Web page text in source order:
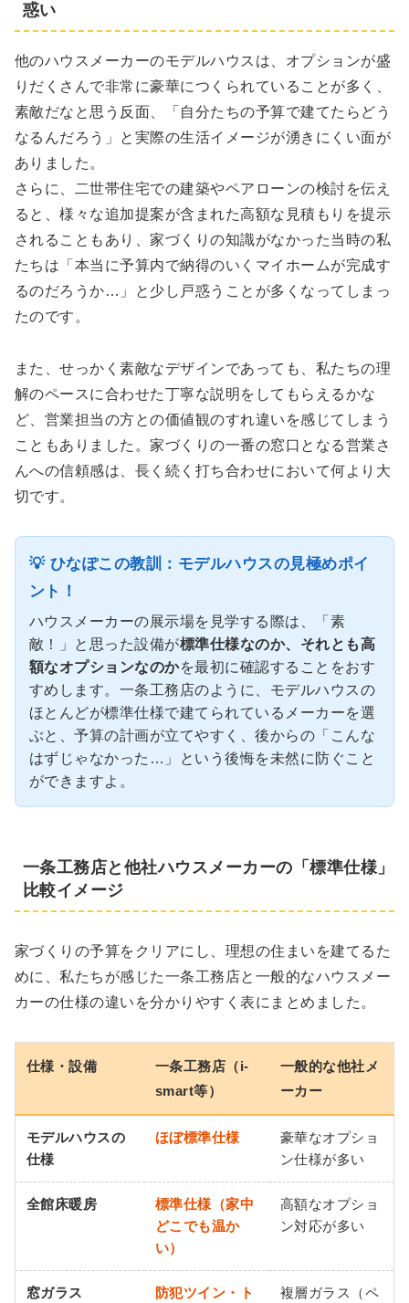
惑い
他のハウスメーカーのモデルハウスは、オプションが盛
りだくさんで非常に豪華につくられていることが多く、
素敵だなと思う反面、「自分たちの予算で建てたらどう
なるんだろう」と実際の生活イメージが湧きにくい面が
ありました。
さらに、二世帯住宅での建築やペアローンの検討を伝え
ると、様々な追加提案が含まれた高額な見積もりを提示
されることもあり、家づくりの知識がなかった当時の私
たちは「本当に予算内で納得のいくマイホームが完成す
るのだろうか…」と少し戸惑うことが多くなってしまっ
たのです。
また、せっかく素敵なデザインであっても、私たちの理
解のペースに合わせた丁寧な説明をしてもらえるかな
ど、営業担当の方との価値観のすれ違いを感じてしまう
こともありました。家づくりの一番の窓口となる営業さ
んへの信頼感は、長く続く打ち合わせにおいて何より大
切です。
💡 ひなぽこの教訓：モデルハウスの見極めポイ
ント！
ハウスメーカーの展示場を見学する際は、「素
敵！」と思った設備が標準仕様なのか、それとも高
額なオプションなのかを最初に確認することをおす
すめします。一条工務店のように、モデルハウスの
ほとんどが標準仕様で建てられているメーカーを選
ぶと、予算の計画が立てやすく、後からの「こんな
はずじゃなかった…」という後悔を未然に防ぐこと
ができますよ。
一条工務店と他社ハウスメーカーの「標準仕様」
比較イメージ
家づくりの予算をクリアにし、理想の住まいを建てるた
めに、私たちが感じた一条工務店と一般的なハウスメー
カーの仕様の違いを分かりやすく表にまとめました。
仕様・設備
一条工務店（i-
smart等）
一般的な他社メ
ーカー
モデルハウスの
仕様
ほぼ標準仕様
豪華なオプショ
ン仕様が多い
全館床暖房
標準仕様（家中
どこでも温か
い）
高額なオプショ
ン対応が多い
窓ガラス 防犯ツイン・ト 複層ガラス（ペ